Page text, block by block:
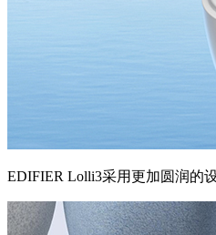
EDIFIER Lolli3采用更加圆润的